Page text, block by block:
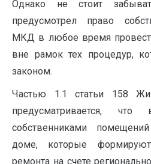
Однако не стоит
предусмотрел право
МКД в любое время
вне рамок тех процедур,
законом.
Частью 1.1 статьи 158
предусматривается,
собственниками
доме, которые
ремонта на счете